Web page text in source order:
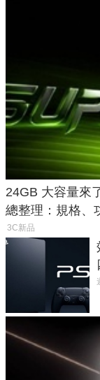
24GB 大容量來
總整理：規格、
3C新品